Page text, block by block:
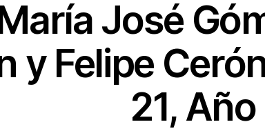
José
y Felipe
21,